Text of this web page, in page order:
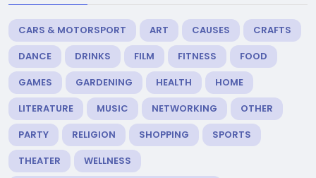
CARS & MOTORSPORT ART CAUSES
CRAFTS
DANCE
DRINKS FILM FITNESS
FOOD
GAMES
GARDENING HEALTH
HOME
LITERATURE
MUSIC NETWORKING
OTHER
PARTY
RELIGION SHOPPING
SPORTS
THEATER
WELLNESS